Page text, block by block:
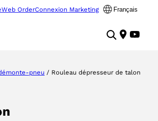
Web OrderConnexion Marketing Français
pneu / Rouleau dépresseur de talon